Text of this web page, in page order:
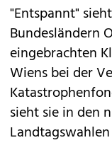
"Entspannt"
Bundesländern
eingebrachten
Wiens bei der
sieht sie in den